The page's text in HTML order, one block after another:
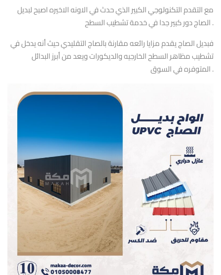
مع التقدم التكنولوجي الكبير الذي حدث في الاونه الاخيره اصبح لبديل
الصاج دور كبير جدا في خدمة تشطيب السطح .
فبديل الصاج يقدم مزايا رائعه مقارنة بالصاج التقليدي حيث أنه يدخل في
تشطيب مظاهر السطح الخارجيه والديكورات ويعد من أبرز البدائل
المتوفره في السوق .